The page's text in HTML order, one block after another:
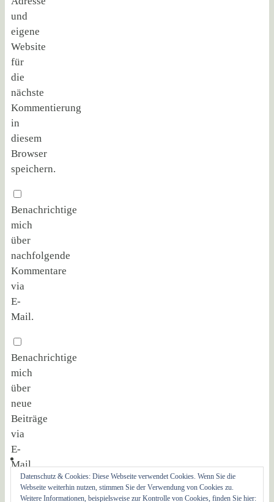
und
eigene
Website
für
die
nächste
Kommentierung
in
diesem
Browser
speichern.
Benachrichtige
mich
über
nachfolgende
Kommentare
via
E-
Mail.
Benachrichtige
mich
über
neue
Beiträge
via
E-
Mail.
Datenschutz & Cookies: Diese Webseite verwendet Cookies. Wenn Sie die
Webseite weiterhin nutzen, stimmen Sie der Verwendung von Cookies zu.
Weitere Informationen, beispielsweise zur Kontrolle von Cookies, finden Sie hier: